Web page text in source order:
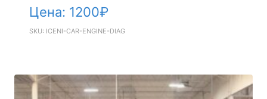
Цена: 1200₽
SKU: ICENI-CAR-ENGINE-DIAG